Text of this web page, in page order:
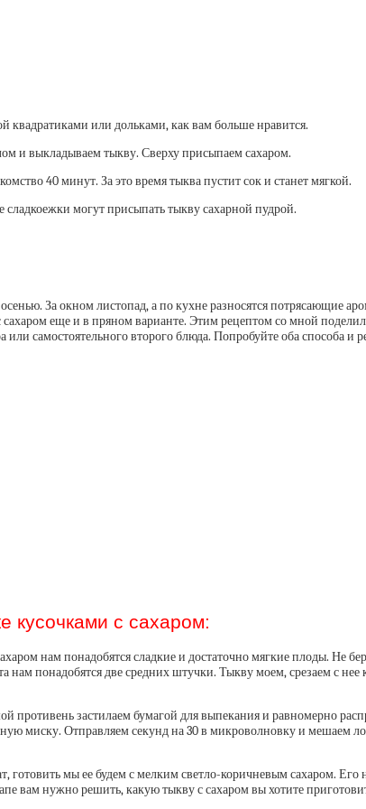
квадратиками или дольками, как вам больше нравится.
и выкладываем тыкву. Сверху присыпаем сахаром.
40 минут. За это время тыква пустит сок и станет мягкой.
могут присыпать тыкву сахарной пудрой.
За окном листопад, а по кухне разносятся
еще и в пряном варианте. Этим рецептом со мной
или самостоятельного второго блюда. Попробуйте оба способа
кусочками с сахаром:
нам понадобятся сладкие и достаточно мягкие плоды. Не
нам понадобятся две средних штучки. Тыкву моем, срезаем с
противень застилаем бумагой для выпекания и равномерно
миску. Отправляем секунд на 30 в микроволновку и мешаем
готовить мы ее будем с мелким светло-коричневым сахаром.
вам нужно решить, какую тыкву с сахаром вы хотите